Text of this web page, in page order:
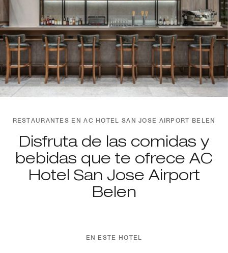
RESTAURANTES EN AC HOTEL SAN JOSE AIRPORT BELEN
Disfruta de las comidas y
bebidas que te ofrece AC
Hotel San Jose Airport
Belen
EN ESTE HOTEL